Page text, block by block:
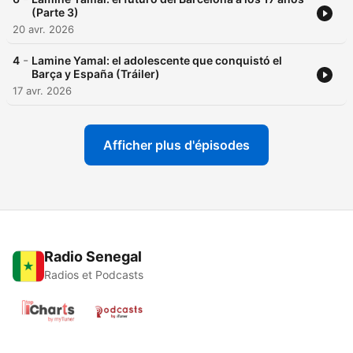
(Parte 3)
20 avr. 2026
4 - Lamine Yamal: el adolescente que conquistó el
Barça y España (Tráiler)
17 avr. 2026
Afficher plus d'épisodes
Radio Senegal
Radios et Podcasts